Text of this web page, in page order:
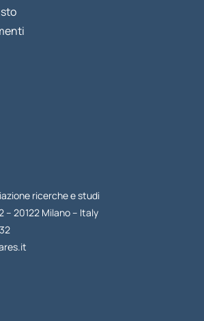
ricerche e studi
– 20122 Milano – Italy